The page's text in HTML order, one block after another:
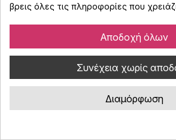
ADJ Dotz TPAR System RF
για LED Pars / Bars /
Κωδικός : 090113
Τηλεχειριστήριο για LED Pars /
βρεις όλες τις πληροφορίες που
Αποδοχή όλων
Συνέχεια χωρίς
Διαμόρφωση